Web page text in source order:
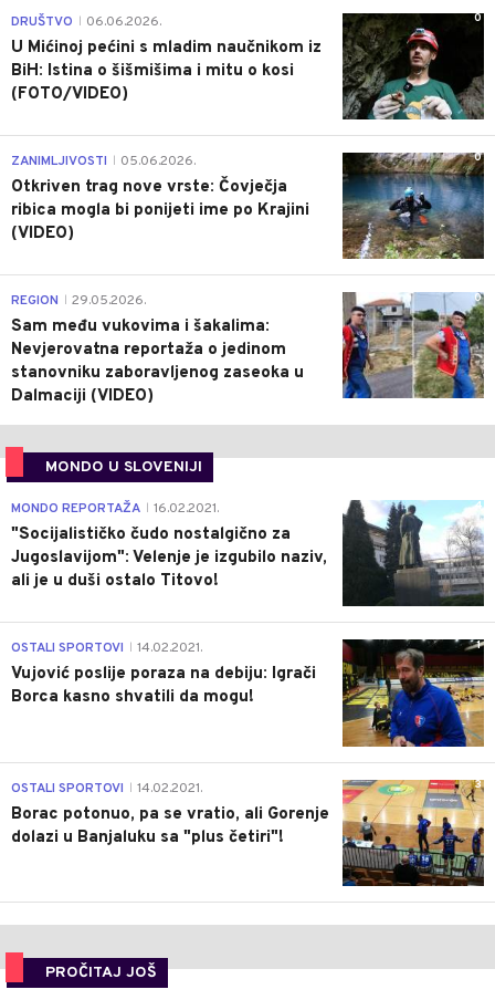
0
DRUŠTVO 06.06.2026.
U Mićinoj pećini s mladim naučnikom iz
BiH: Istina o šišmišima i mitu o kosi
(FOTO/VIDEO)
0
ZANIMLJIVOSTI 05.06.2026.
Otkriven trag nove vrste: Čovječja
ribica mogla bi ponijeti ime po Krajini
(VIDEO)
0
REGION 29.05.2026.
Sam među vukovima i šakalima:
Nevjerovatna reportaža o jedinom
stanovniku zaboravljenog zaseoka u
Dalmaciji (VIDEO)
MONDO U SLOVENIJI
4
MONDO REPORTAŽA 16.02.2021.
"Socijalističko čudo nostalgično za
Jugoslavijom": Velenje je izgubilo naziv,
ali je u duši ostalo Titovo!
1
OSTALI SPORTOVI 14.02.2021.
Vujović poslije poraza na debiju: Igrači
Borca kasno shvatili da mogu!
3
OSTALI SPORTOVI 14.02.2021.
Borac potonuo, pa se vratio, ali Gorenje
dolazi u Banjaluku sa "plus četiri"!
PROČITAJ JOŠ